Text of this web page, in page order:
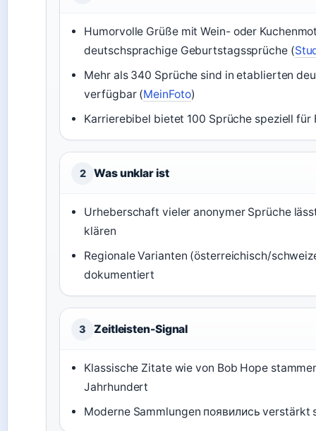
Humorvolle Grüße mit Wein- oder
deutschsprachige Geburtstagssprüche (
Mehr als 340 Sprüche sind in etablierten
verfügbar (MeinFoto)
Karrierebibel bietet 100 Sprüche speziell für
2 Was unklar ist
Urheberschaft vieler anonymer Sprüche
klären
Regionale Varianten (österreichisch/
dokumentiert
3 Zeitleisten-Signal
Klassische Zitate wie von Bob Hope
Jahrhundert
Moderne Sammlungen появились verstärkt